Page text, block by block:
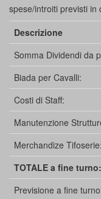
spese/introiti previsti
Descrizione
Somma Dividendi da
Biada per Cavalli:
Costi di Staff:
Manutenzione
Merchandize
TOTALE a fine turno:
Previsione a fine